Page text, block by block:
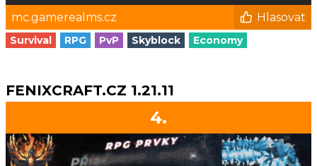
mc.gamerealms.cz
Hlasovat
Survival RPG PvP Skyblock Economy
FENIXCRAFT.CZ 1.21.11
4.